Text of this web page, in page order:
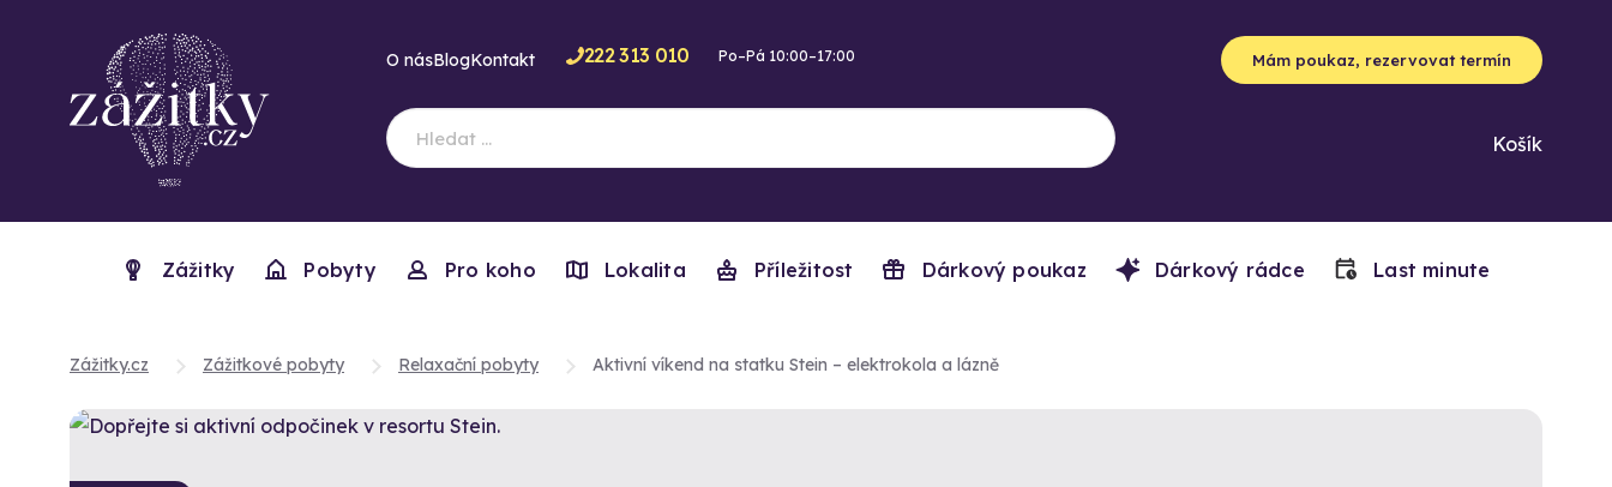
O násBlogKontakt 222 313 010 Po–Pá 10:00–17:00 Mám poukaz, rezervovat termín
Košík
Zážitky Pobyty Pro koho Lokalita Příležitost Dárkový poukaz Dárkový rádce Last minute
Zážitky.cz Zážitkové pobyty Relaxační pobyty Aktivní víkend na statku Stein – elektrokola a lázně